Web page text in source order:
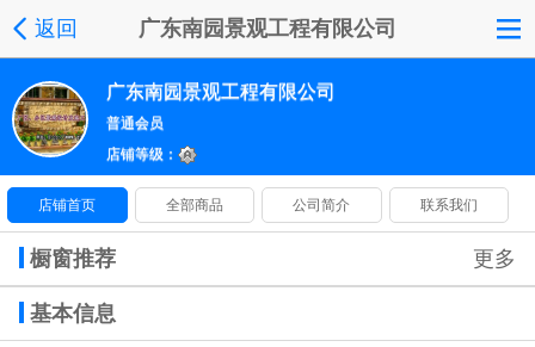
返回 广东南园景观工程有限公司
广东南园景观工程有限公司
普通会员
店铺等级：
店铺首页 全部商品 公司简介 联系我们
橱窗推荐 更多
基本信息